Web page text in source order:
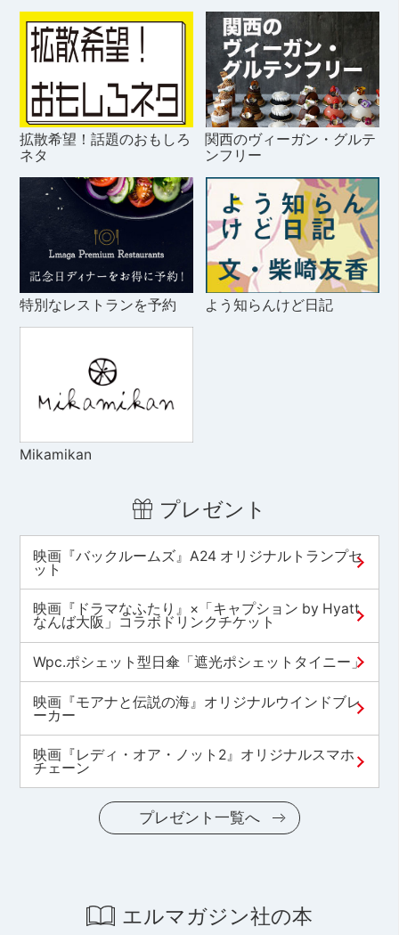
拡散希望！話題のおもしろ
ネタ
関西のヴィーガン・グルテ
ンフリー
特別なレストランを予約 よう知らんけど日記
Mikamikan
プレゼント
映画『バックルームズ』A24 オリジナルトランプセ
ット
映画『ドラマなふたり』×「キャプション by Hyatt
なんば大阪」コラボドリンクチケット
Wpc.ポシェット型日傘「遮光ポシェットタイニー」
映画『モアナと伝説の海』オリジナルウインドブレ
ーカー
映画『レディ・オア・ノット2』オリジナルスマホ
チェーン
プレゼント一覧へ
エルマガジン社の本